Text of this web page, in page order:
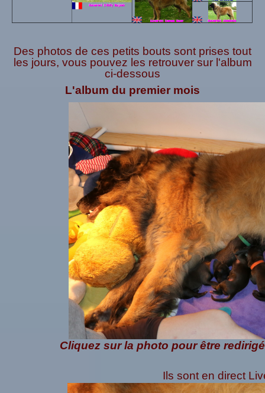
Des photos de ces petits bouts sont prises tout
les jours, vous pouvez les retrouver sur l'album
ci-dessous
L'album du premier mois
Cliquez sur la photo pour être
Ils sont en direct